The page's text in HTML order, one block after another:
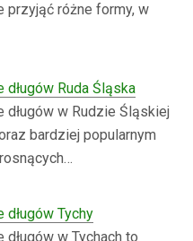
przyjąć różne formy, w
długów Ruda Śląska
długów w Rudzie Śląskiej
bardziej popularnym
długów Tychy
długów w Tychach to